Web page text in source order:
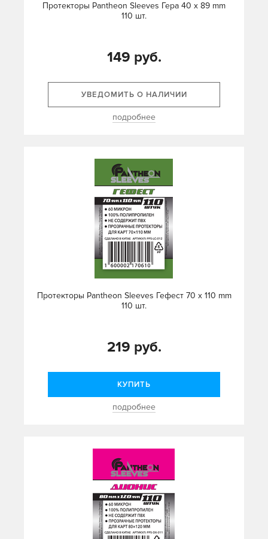
Протекторы Pantheon Sleeves Гера 40 х 89 mm
110 шт.
149 руб.
УВЕДОМИТЬ О НАЛИЧИИ
подробнее
Протекторы Pantheon Sleeves Гефест 70 х 110 mm
110 шт.
219 руб.
КУПИТЬ
подробнее